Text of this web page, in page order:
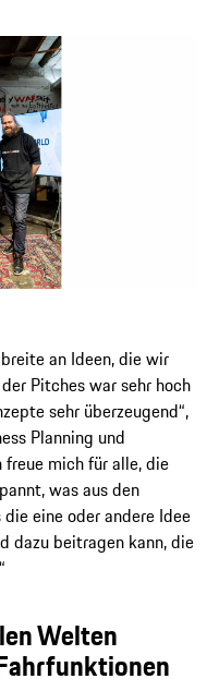
an Ideen, die wir
Pitches war sehr hoch
sehr überzeugend“,
Planning und
freue mich für alle, die
was aus den
eine oder andere Idee
dazu beitragen kann, die
Welten